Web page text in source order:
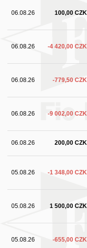
06.08.26 100,00 CZK
06.08.26 -4 420,00 CZK
06.08.26 -779,50 CZK
06.08.26 -9 002,00 CZK
06.08.26 200,00 CZK
05.08.26 -1 348,00 CZK
05.08.26 1 500,00 CZK
05.08.26 -655,00 CZK